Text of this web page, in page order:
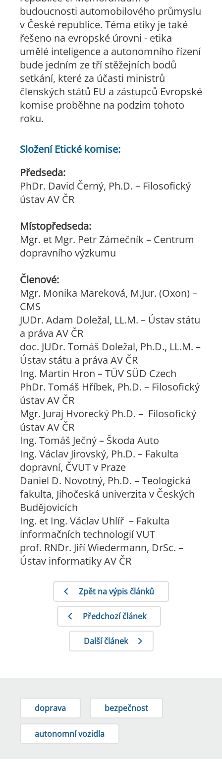
budoucnosti automobilového průmyslu
v České republice. Téma etiky je také
řešeno na evropské úrovni - etika
umělé inteligence a autonomního řízení
bude jedním ze tří stěžejních bodů
setkání, které za účasti ministrů
členských států EU a zástupců Evropské
komise proběhne na podzim tohoto
roku.
Složení Etické komise:
Předseda:
PhDr. David Černý, Ph.D. – Filosofický
ústav AV ČR
Místopředseda:
Mgr. et Mgr. Petr Zámečník – Centrum
dopravního výzkumu
Členové:
Mgr. Monika Mareková, M.Jur. (Oxon) –
CMS
JUDr. Adam Doležal, LL.M. – Ústav státu
a práva AV ČR
doc. JUDr. Tomáš Doležal, Ph.D., LL.M. –
Ústav státu a práva AV ČR
Ing. Martin Hron – TÜV SÜD Czech
PhDr. Tomáš Hříbek, Ph.D. – Filosofický
ústav AV ČR
Mgr. Juraj Hvorecký Ph.D. – Filosofický
ústav AV ČR
Ing. Tomáš Ječný – Škoda Auto
Ing. Václav Jirovský, Ph.D. – Fakulta
dopravní, ČVUT v Praze
Daniel D. Novotný, Ph.D. – Teologická
fakulta, Jihočeská univerzita v Českých
Budějovicích
Ing. et Ing. Václav Uhlíř – Fakulta
informačních technologií VUT
prof. RNDr. Jiří Wiedermann, DrSc. –
Ústav informatiky AV ČR
Zpět na výpis článků
Předchozí článek
Další článek
doprava bezpečnost
autonomní vozidla